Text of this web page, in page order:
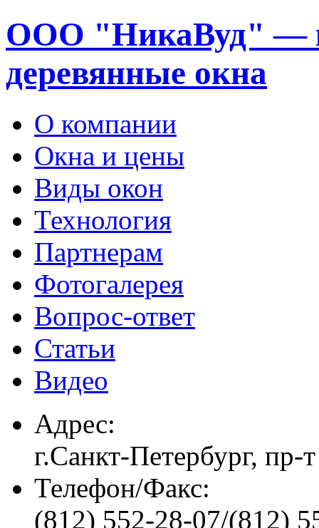
ООО "НикаВуд" —
деревянные окна
О компании
Окна и цены
Виды окон
Технология
Партнерам
Фотогалерея
Вопрос-ответ
Статьи
Видео
Адрес:
г.Санкт-Петербург, пр-
Телефон/Факс:
(812) 552-28-07/(812)